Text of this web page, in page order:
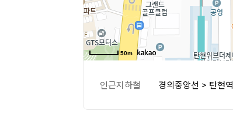
50m
인근지하철 경의중앙선 > 탄현역